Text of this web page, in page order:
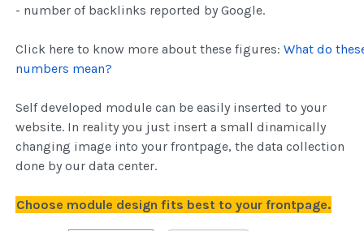
- number of backlinks reported by Google.
Click here to know more about these figures: What do
numbers mean?
Self developed module can be easily inserted to your
website. In reality you just insert a small dinamically
changing image into your frontpage, the data collection
done by our data center.
Choose module design fits best to your frontpage.